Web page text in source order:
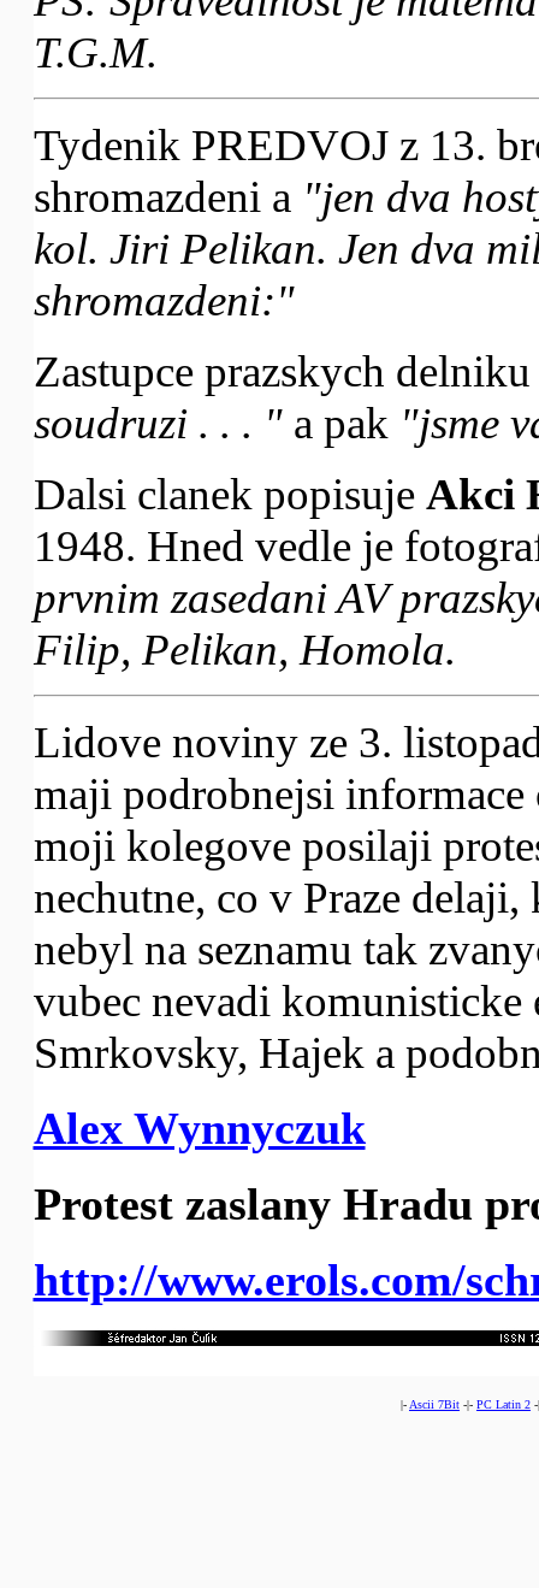
T.G.M.
Tydenik PREDVOJ z 13.
shromazdeni a "jen dva
kol. Jiri Pelikan. Jen dva
shromazdeni:"
Zastupce prazskych
soudruzi . . . "a pak "jsme
Dalsi clanek popisuje Akci
1948. Hned vedle je
prvnim zasedani AV
Filip, Pelikan, Homola.
Lidove noviny ze 3.
maji podrobnejsi
moji kolegove posilaji
nechutne, co v Praze
nebyl na seznamu tak
vubec nevadi
Smrkovsky, Hajek a
Alex Wynnyczuk
Protest zaslany Hradu
http://www.erols.com/
|- Ascii 7Bit -|- PC Latin 2